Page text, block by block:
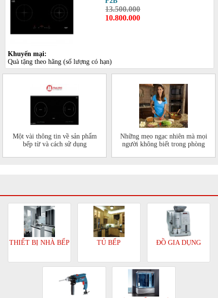
13.500.000
10.800.000
Khuyến mại:
Quà tặng theo hãng (số lượng có hạn)
Một vài thông tin về sản phẩm
bếp từ và cách sử dụng
Những mẹo ngạc nhiên mà mọi
người không biết trong phòng
THIẾT BỊ NHÀ BẾP TỦ BẾP ĐỒ GIA DỤNG